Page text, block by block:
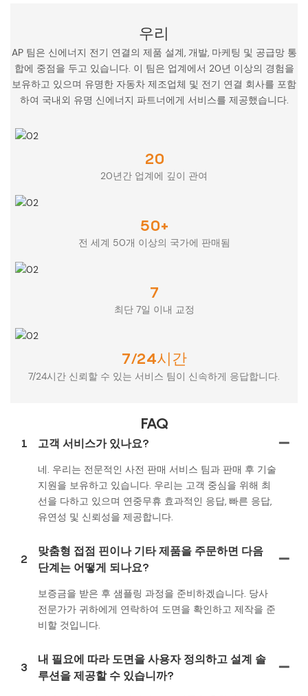
우리
AP 팀은 신에너지 전기 연결의 제품 설계, 개발, 마케팅 및 공급망 통
합에 중점을 두고 있습니다. 이 팀은 업계에서 20년 이상의 경험을
보유하고 있으며 유명한 자동차 제조업체 및 전기 연결 회사를 포함
하여 국내외 유명 신에너지 파트너에게 서비스를 제공했습니다.
20
20년간 업계에 깊이 관여
50+
전 세계 50개 이상의 국가에 판매됨
7
최단 7일 이내 교정
7/24시간
7/24시간 신뢰할 수 있는 서비스 팀이 신속하게 응답합니다.
FAQ
1 고객 서비스가 있나요?
네. 우리는 전문적인 사전 판매 서비스 팀과 판매 후 기술
지원을 보유하고 있습니다. 우리는 고객 중심을 위해 최
선을 다하고 있으며 연중무휴 효과적인 응답, 빠른 응답,
유연성 및 신뢰성을 제공합니다.
2
맞춤형 접점 핀이나 기타 제품을 주문하면 다음
단계는 어떻게 되나요?
보증금을 받은 후 샘플링 과정을 준비하겠습니다. 당사
전문가가 귀하에게 연락하여 도면을 확인하고 제작을 준
비할 것입니다.
3
내 필요에 따라 도면을 사용자 정의하고 설계 솔
루션을 제공할 수 있습니까?